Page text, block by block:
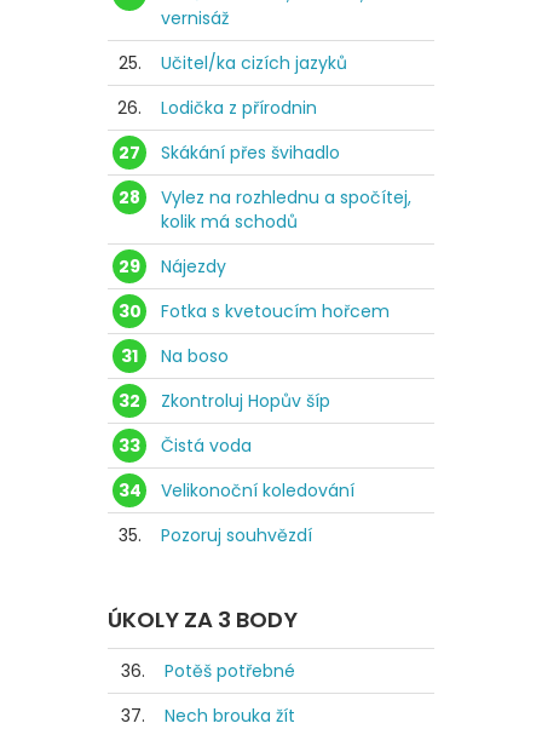
vernisáž
25.
Učitel/ka cizích jazyků
26.
Lodička z přírodnin
27
Skákání přes švihadlo
28
Vylez na rozhlednu a spočítej,
kolik má schodů
29
Nájezdy
30
Fotka s kvetoucím hořcem
31
Na boso
32
Zkontroluj Hopův šíp
33
Čistá voda
34
Velikonoční koledování
35.
Pozoruj souhvězdí
ÚKOLY ZA 3 BODY
36.
Potěš potřebné
37.
Nech brouka žít